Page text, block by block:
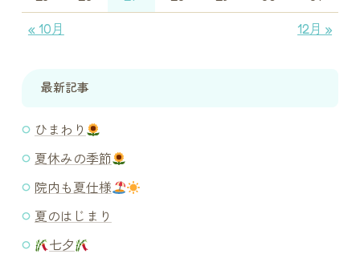
« 10月 12月 »
最新記事
ひまわり
夏休みの季節
院内も夏仕様
夏のはじまり
七夕